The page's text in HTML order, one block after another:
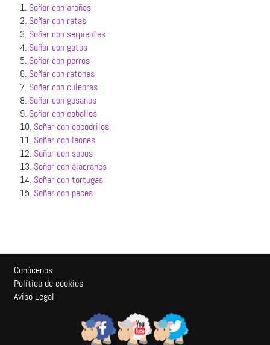
1. Soñar con arañas
2. Soñar con ratas
3. Soñar con serpientes
4. Soñar con gatos
5. Soñar con perros
6. Soñar con ratones
7. Soñar con culebras
8. Soñar con gusanos
9. Soñar con caballos
10. Soñar con cocodrilos
11. Soñar con leones
12. Soñar con sapos
13. Soñar con alacranes
14. Soñar con tortugas
15. Soñar con peces
Conócenos
Política de cookies
Aviso Legal